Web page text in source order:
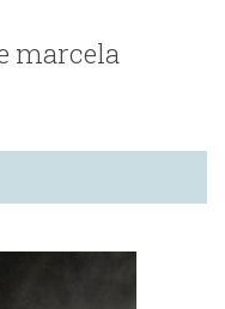
marcela